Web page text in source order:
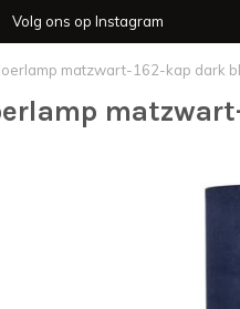
Volg ons op Instagram
matzwart-162-kap dark